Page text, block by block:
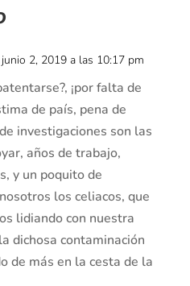
2, 2019 a las 10:17 pm
¡por falta de
de país, pena de
investigaciones son las
años de trabajo,
y un poquito de
los celiacos, que
lidiando con nuestra
dichosa contaminación
de más en la cesta de la